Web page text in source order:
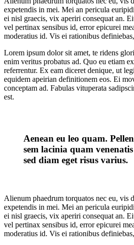
expetendis in mei. Mei an pericula
ei nisl graecis, vix aperiri consequat an.
vel pertinax sensibus id, error epicurei
moderatius id. Vis ei rationibus
Lorem ipsum dolor sit amet, te ridens
enim veritus probatus ad. Quo eu etiam
referrentur. Ex eam diceret denique, ut
equidem apeirian definitionem eos. Ei
conceptam ad. Fabulas vituperata
est.
Aenean eu leo quam.
sem lacinia quam
sed diam eget risus varius.
Alienum phaedrum torquatos nec eu, vis
expetendis in mei. Mei an pericula
ei nisl graecis, vix aperiri consequat an.
vel pertinax sensibus id, error epicurei
moderatius id. Vis ei rationibus